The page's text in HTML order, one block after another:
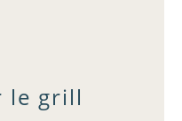
le grill